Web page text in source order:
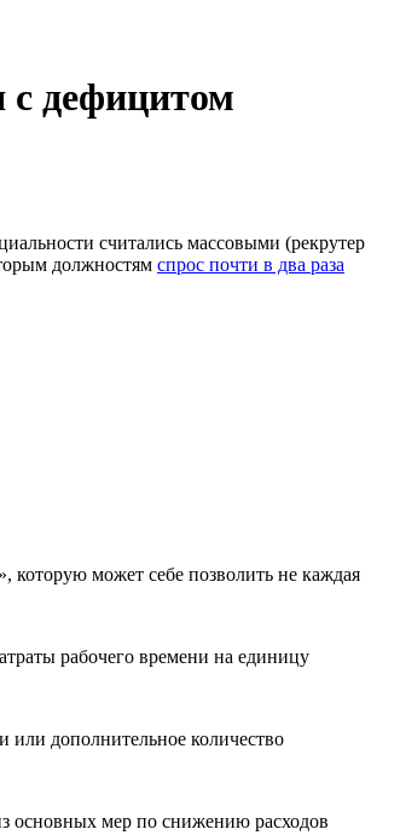
с дефицитом
считались массовыми (рекрутер
должностям спрос почти в два раза
которую может себе позволить не каждая
рабочего времени на единицу
или дополнительное количество
основных мер по снижению расходов